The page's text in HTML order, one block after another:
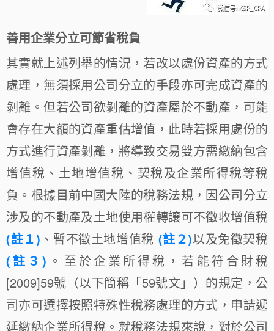
善用企業分立可節省稅負
其實就上述列舉的情況，若改以處份資產的方式
處理，無須採用公司分立的手段亦可完成資產的
剝離。但若公司欲剝離的資產屬於不動產，可能
會存在大額的資產重估增值，此時若採用處份的
方式進行資產剝離，將導致交易雙方需繳納包含
增值稅、土地增值稅、契稅及企業所得稅等稅
負。根據目前中國大陸的稅務法規，因公司分立
涉及的不動產及土地使用權轉讓可不徵收增值稅
(註１) 、暫不徵土地增值稅 (註２)以及免徵契稅
(註３) 。至於企業所得稅，若能符合財稅
[2009]59號（以下簡稱「59號文」）的規定，公
司亦可選擇按照特殊性稅務處理的方式，申請遞
延繳納企業所得稅。就稅務法規來說，對於公司